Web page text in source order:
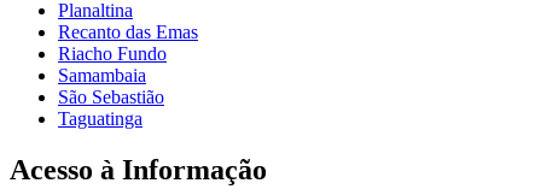
Planaltina
Recanto das Emas
Riacho Fundo
Samambaia
São Sebastião
Taguatinga
Acesso à Informação